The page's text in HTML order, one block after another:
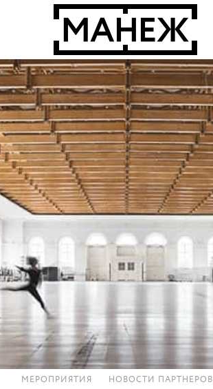
МЕРОПРИЯТИЯ НОВОСТИ ПАРТНЕРОВ